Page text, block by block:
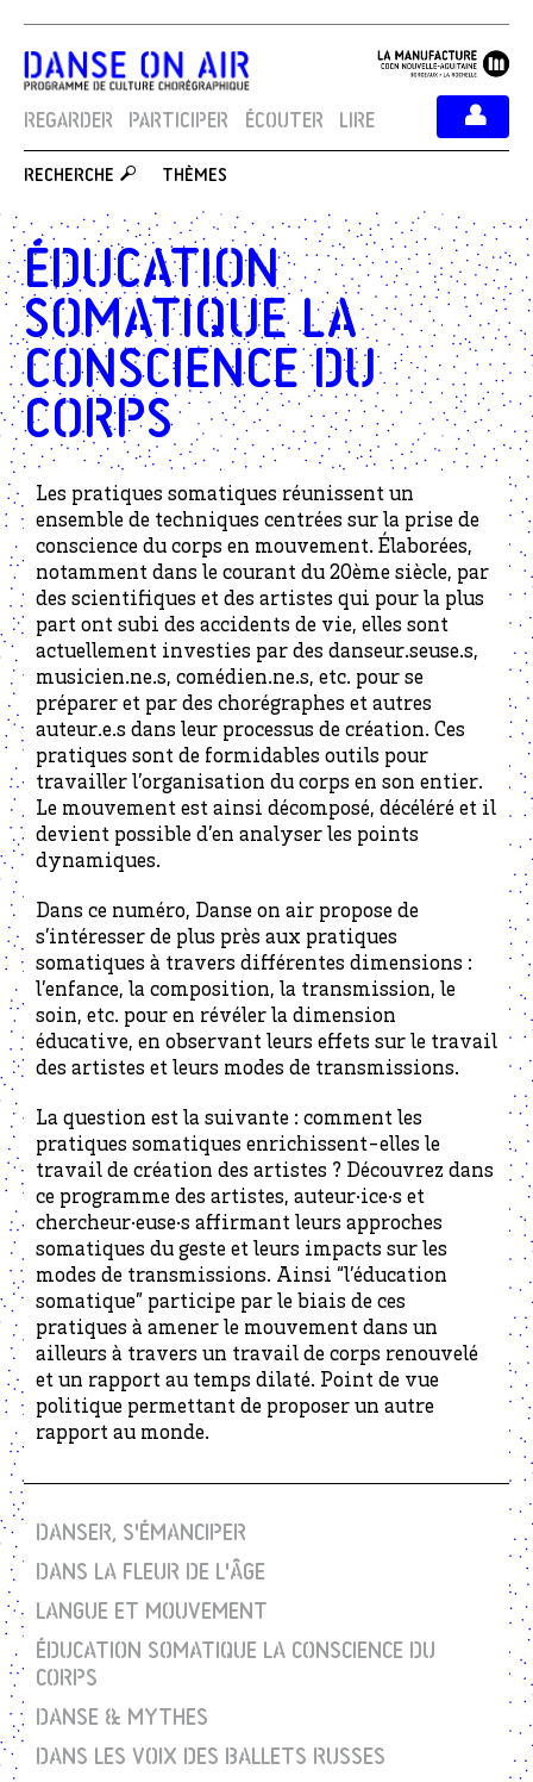
REGARDER PARTICIPER ÉCOUTER LIRE
RECHERCHE THÈMES
Éducation
somatique La
conscience du
corps
Les pratiques somatiques réunissent un
ensemble de techniques centrées sur la prise de
conscience du corps en mouvement. Élaborées,
notamment dans le courant du 20ème siècle, par
des scientifiques et des artistes qui pour la plus
part ont subi des accidents de vie, elles sont
actuellement investies par des danseur.seuse.s,
musicien.ne.s, comédien.ne.s, etc. pour se
préparer et par des chorégraphes et autres
auteur.e.s dans leur processus de création. Ces
pratiques sont de formidables outils pour
travailler l’organisation du corps en son entier.
Le mouvement est ainsi décomposé, décéléré et il
devient possible d’en analyser les points
dynamiques.
Dans ce numéro, Danse on air propose de
s’intéresser de plus près aux pratiques
somatiques à travers différentes dimensions :
l’enfance, la composition, la transmission, le
soin, etc. pour en révéler la dimension
éducative, en observant leurs effets sur le travail
des artistes et leurs modes de transmissions.
La question est la suivante : comment les
pratiques somatiques enrichissent-elles le
travail de création des artistes ? Découvrez dans
ce programme des artistes, auteur·ice·s et
chercheur·euse·s affirmant leurs approches
somatiques du geste et leurs impacts sur les
modes de transmissions. Ainsi “l’éducation
somatique” participe par le biais de ces
pratiques à amener le mouvement dans un
ailleurs à travers un travail de corps renouvelé
et un rapport au temps dilaté. Point de vue
politique permettant de proposer un autre
rapport au monde.
DANSER, S'ÉMANCIPER
DANS LA FLEUR DE L'ÂGE
LANGUE ET MOUVEMENT
ÉDUCATION SOMATIQUE LA CONSCIENCE DU
CORPS
DANSE & MYTHES
DANS LES VOIX DES BALLETS RUSSES